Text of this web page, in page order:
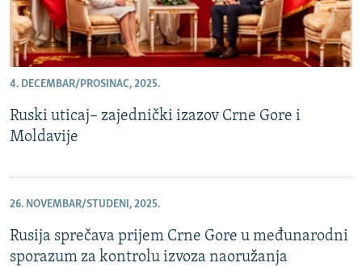
4. DECEMBAR/PROSINAC, 2025.
Ruski uticaj– zajednički izazov Crne Gore i
Moldavije
26. NOVEMBAR/STUDENI, 2025.
Rusija sprečava prijem Crne Gore u međunarodni
sporazum za kontrolu izvoza naoružanja